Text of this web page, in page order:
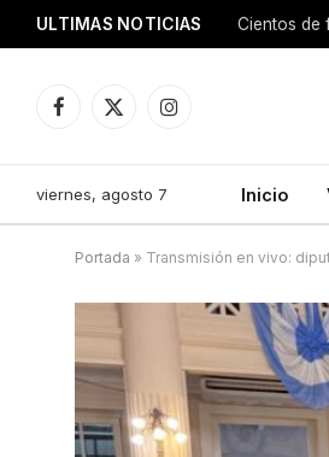
ULTIMAS NOTICIAS
Facebook
X
Instagram
viernes, agosto 7 Inicio
Portada » Transmisión en vivo: